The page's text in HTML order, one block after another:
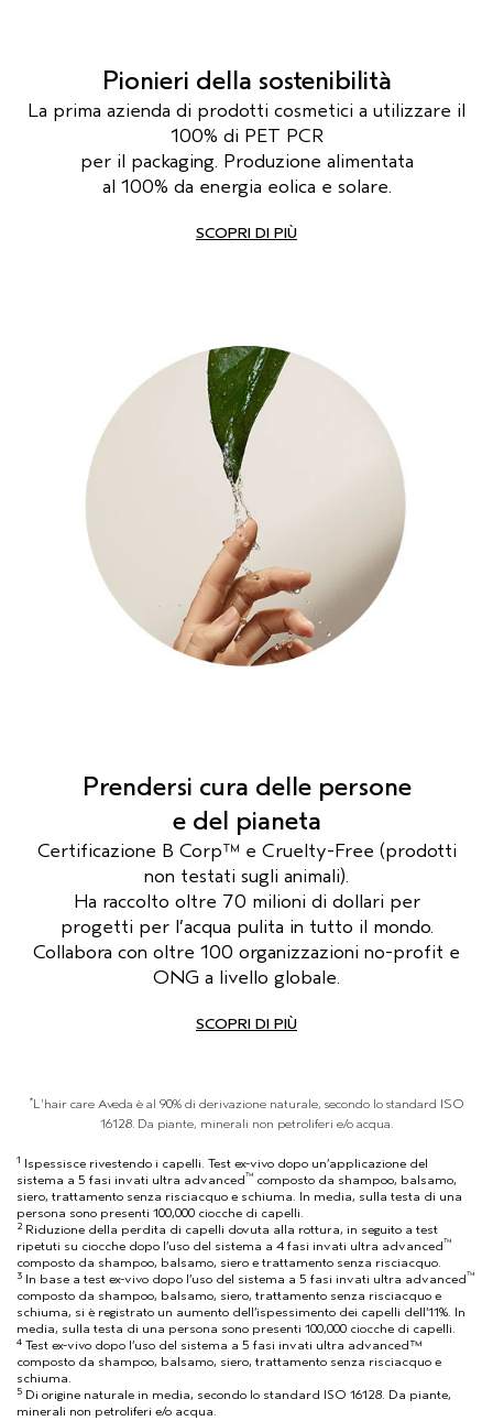
Pionieri della sostenibilità
La prima azienda di prodotti cosmetici a utilizzare il
100% di PET PCR
per il packaging. Produzione alimentata
al 100% da energia eolica e solare.
SCOPRI DI PIÙ
Prendersi cura delle persone
e del pianeta
Certificazione B Corp™ e Cruelty-Free (prodotti
non testati sugli animali).
Ha raccolto oltre 70 milioni di dollari per
progetti per l’acqua pulita in tutto il mondo.
Collabora con oltre 100 organizzazioni no-profit e
ONG a livello globale.
SCOPRI DI PIÙ
*L'hair care Aveda è al 90% di derivazione naturale, secondo lo standard ISO
16128. Da piante, minerali non petroliferi e/o acqua.
1 Ispessisce rivestendo i capelli. Test ex-vivo dopo un’applicazione del
sistema a 5 fasi invati ultra advanced™ composto da shampoo, balsamo,
siero, trattamento senza risciacquo e schiuma. In media, sulla testa di una
persona sono presenti 100,000 ciocche di capelli.
2 Riduzione della perdita di capelli dovuta alla rottura, in seguito a test
ripetuti su ciocche dopo l’uso del sistema a 4 fasi invati ultra advanced™
composto da shampoo, balsamo, siero e trattamento senza risciacquo.
3 In base a test ex-vivo dopo l’uso del sistema a 5 fasi invati ultra advanced™
composto da shampoo, balsamo, siero, trattamento senza risciacquo e
schiuma, si è registrato un aumento dell’ispessimento dei capelli dell’11%. In
media, sulla testa di una persona sono presenti 100,000 ciocche di capelli.
4 Test ex-vivo dopo l’uso del sistema a 5 fasi invati ultra advanced™
composto da shampoo, balsamo, siero, trattamento senza risciacquo e
schiuma.
5 Di origine naturale in media, secondo lo standard ISO 16128. Da piante,
minerali non petroliferi e/o acqua.